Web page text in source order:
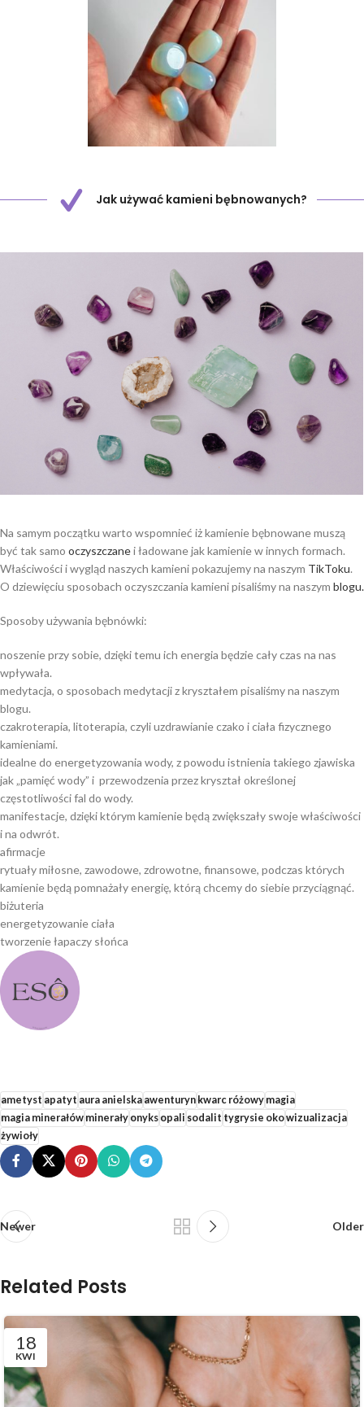
Jak używać kamieni bębnowanych?
Na samym początku warto wspomnieć iż kamienie bębnowane muszą
być tak samo oczyszczanei ładowane jak kamienie w innych formach.
Właściwości i wygląd naszych kamieni pokazujemy na naszym TikToku.
O dziewięciu sposobach oczyszczania kamieni pisaliśmy na naszym blogu.
Sposoby używania bębnówki:
noszenie przy sobie, dzięki temu ich energia będzie cały czas na nas
wpływała.
medytacja, o sposobach medytacji z kryształem pisaliśmy na naszym
blogu.
czakroterapia, litoterapia, czyli uzdrawianie czako i ciała fizycznego
kamieniami.
idealne do energetyzowania wody, z powodu istnienia takiego zjawiska
jak „pamięć wody” i przewodzenia przez kryształ określonej
częstotliwości fal do wody.
manifestacje, dzięki którym kamienie będą zwiększały swoje właściwości
i na odwrót.
afirmacje
rytuały miłosne, zawodowe, zdrowotne, finansowe, podczas których
kamienie będą pomnażały energię, którą chcemy do siebie przyciągnąć.
biżuteria
energetyzowanie ciała
tworzenie łapaczy słońca
ametyst apatyt aura anielskaawenturynkwarc różowymagia
magia minerałówminerałyonyksopali sodalit tygrysie okowizualizacja
żywioły
Newer Older
Related Posts
18
KWI